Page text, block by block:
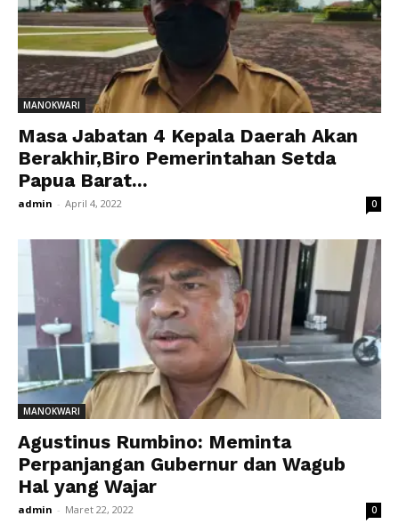
MANOKWARI
Masa Jabatan 4 Kepala Daerah Akan
Berakhir,Biro Pemerintahan Setda
Papua Barat...
admin - April 4, 2022 0
MANOKWARI
Agustinus Rumbino: Meminta
Perpanjangan Gubernur dan Wagub
Hal yang Wajar
admin - Maret 22, 2022 0